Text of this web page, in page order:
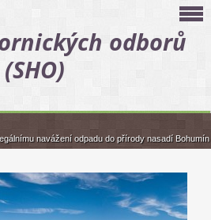
odborů
(SHO)
navážení odpadu do přírody nasadí Bohumín